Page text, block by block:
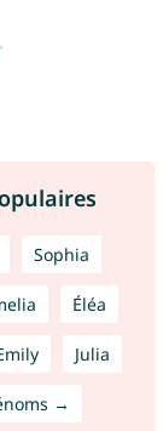
Sophia
Éléa
Julia
→